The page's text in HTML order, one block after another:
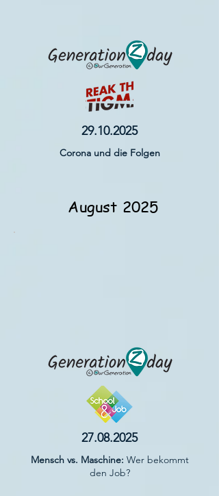
29.10.2025
Corona und die Folgen
August 2025
27.08.2025
Mensch vs. Maschine: Wer bekommt
den Job?